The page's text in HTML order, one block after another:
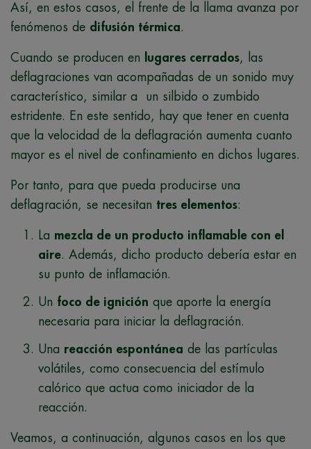
Así, en estos casos, el frente de la llama avanza por
fenómenos de difusión térmica.
Cuando se producen en lugares cerrados, las
deflagraciones van acompañadas de un sonido muy
característico, similar a un silbido o zumbido
estridente. En este sentido, hay que tener en cuenta
que la velocidad de la deflagración aumenta cuanto
mayor es el nivel de confinamiento en dichos lugares.
Por tanto, para que pueda producirse una
deflagración, se necesitan tres elementos:
La mezcla de un producto inflamable con el
aire. Además, dicho producto debería estar en
su punto de inflamación.
Un foco de ignición que aporte la energía
necesaria para iniciar la deflagración.
Una reacción espontánea de las partículas
volátiles, como consecuencia del estímulo
calórico que actua como iniciador de la
reacción.
Veamos, a continuación, algunos casos en los que